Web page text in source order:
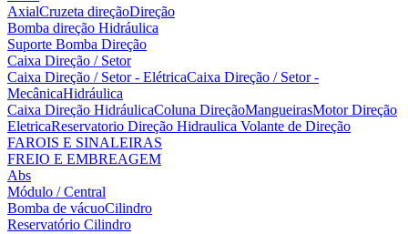
AxialCruzeta direçãoDireção
Bomba direção Hidráulica
Suporte Bomba Direção
Caixa Direção / Setor
Caixa Direção / Setor - ElétricaCaixa Direção / Setor -
MecânicaHidráulica
Caixa Direção HidráulicaColuna DireçãoMangueirasMotor Direção
EletricaReservatorio Direção Hidraulica Volante de Direção
FAROIS E SINALEIRAS
FREIO E EMBREAGEM
Abs
Módulo / Central
Bomba de vácuoCilindro
Reservatório Cilindro